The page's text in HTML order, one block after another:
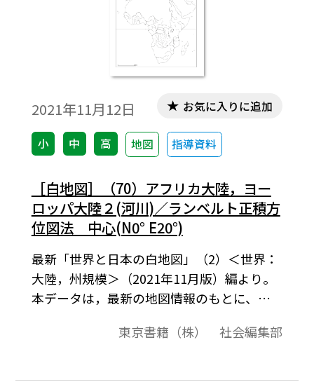
2021年11月12日
小 中 高 地図 指導資料
お気に入りに追加
［白地図］（70）アフリカ大陸，ヨー
ロッパ大陸２(河川)／ランベルト正積方
位図法 中心(N0° E20°)
最新「世界と日本の白地図」（2）＜世界：
大陸，州規模＞（2021年11月版）編より。
本データは，最新の地図情報のもとに、高
ト作成やワークシート作成などで，自由に
東京書籍（株） 社会編集部